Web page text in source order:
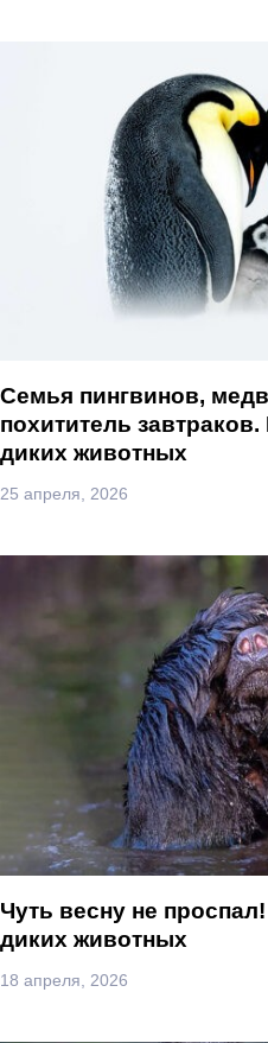
Семья пингвинов,
похититель
диких животных
25 апреля, 2026
Чуть весну не
диких животных
18 апреля, 2026